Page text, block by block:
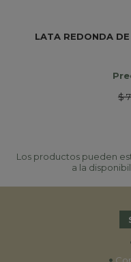
LATA REDONDA
$
Los productos pueden
a la